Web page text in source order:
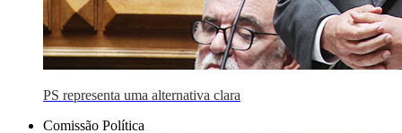
PS representa uma alternativa clara
Comissão Política